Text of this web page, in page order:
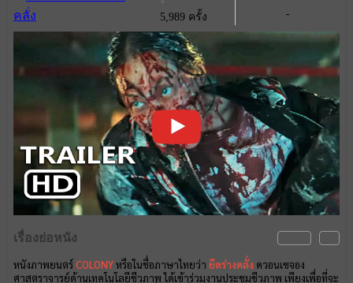
5,989 ครั้ง -
เรื่องย่อหนัง
หนังภาพยนตร์COLONYหรือในชื่อภาษาไทยว่า ยึดร่างคลั่ง ควอนเซจอง
ศาสตราจารย์ด้านเทคโนโลยีชีวภาพ ได้เข้าร่วมงานประชุมชีวภาพ เพียงเพื่อที่จะ